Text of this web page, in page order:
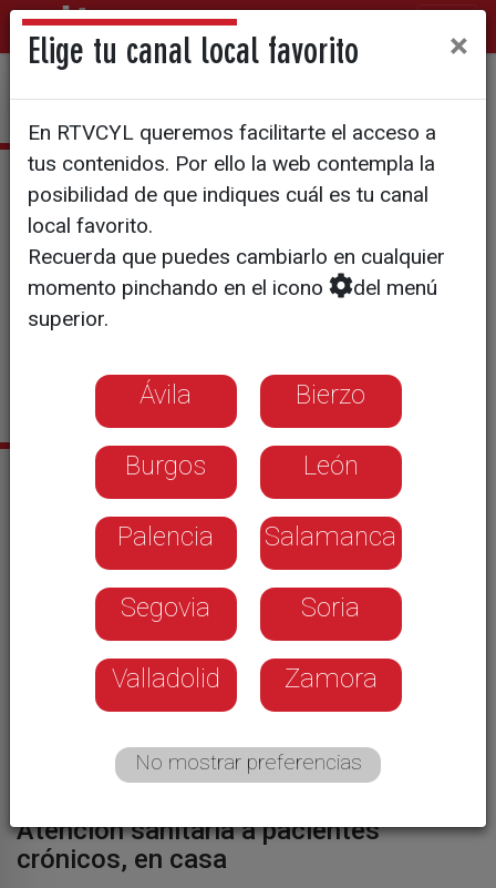
Laura Cembranos
la Universidad de Valladolid.
Especializada en política
informativos de La 7 CyLTV.
Sus últimas noticias
Atención sanitaria a pacientes
crónicos, en casa
Elige tu canal local favorito ×
En RTVCYL queremos facilitarte el acceso a
tus contenidos. Por ello la web contempla la
posibilidad de que indiques cuál es tu canal
local favorito.
Recuerda que puedes cambiarlo en cualquier
momento pinchando en el icono
del menú
superior.
Ávila Bierzo
Burgos León
Palencia Salamanca
Segovia Soria
Valladolid Zamora
No mostrar preferencias